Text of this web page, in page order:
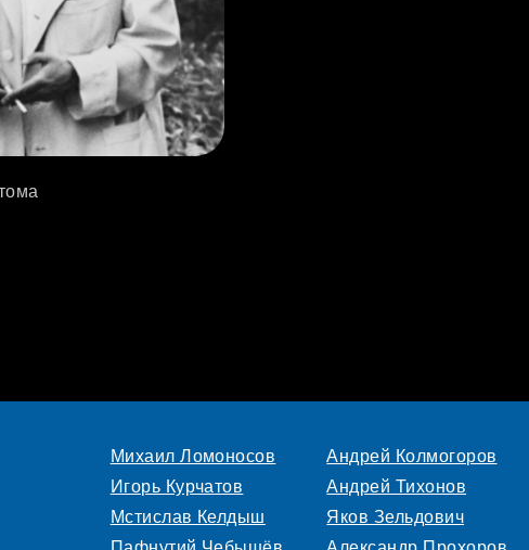
Михаил Ломоносов
Игорь Курчатов
Мстислав Келдыш
Андрей Колмогоров
Андрей Тихонов
Яков Зельдович